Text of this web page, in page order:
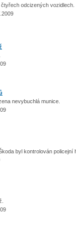
čtyřech odcizených
nevybuchlá munice.
byl kontrolován